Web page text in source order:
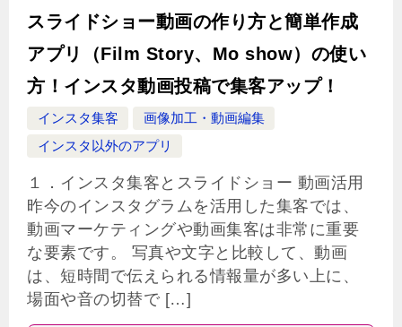
スライドショー動画の作り方と簡単作成
アプリ（Film Story、Mo show）の使い
方！インスタ動画投稿で集客アップ！
インスタ集客
画像加工・動画編集
インスタ以外のアプリ
１．インスタ集客とスライドショー 動画活用
昨今のインスタグラムを活用した集客では、
動画マーケティングや動画集客は非常に重要
な要素です。 写真や文字と比較して、動画
は、短時間で伝えられる情報量が多い上に、
場面や音の切替で […]